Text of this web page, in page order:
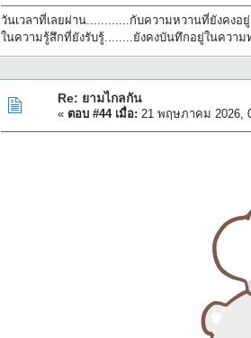
วันเวลาที่เลยผ่าน............กับความหวานที่ยังคงอยู่
ในความรู้สึกที่ยังรับรู้........ยังคงบันทึกอยู่ในความ
Re: ยามไกลกัน
« ตอบ #44 เมื่อ: 21 พฤษภาคม 2026,